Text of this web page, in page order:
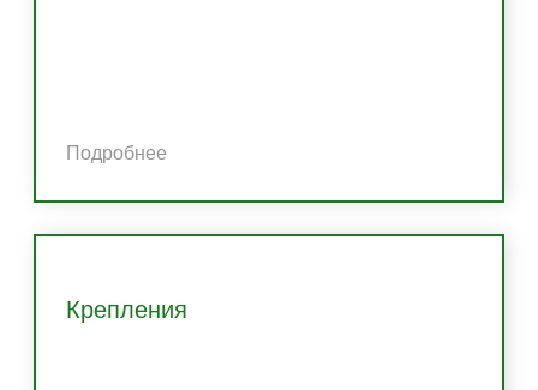
Подробнее
Крепления